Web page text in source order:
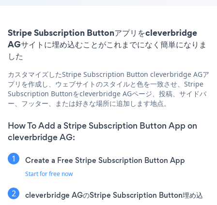
Stripe Subscription Buttonアプリをcleverbridge
AGサイトに埋め込むことがこれまでになく簡単になりま
した
カスタマイズしたStripe Subscription Button cleverbridge AGア
プリを作成し、ウェブサイトのスタイルと色を一致させ、Stripe
Subscription Buttonをcleverbridge AGページ、投稿、サイドバ
ー、フッター、または好きな場所に追加します地点。
How To Add a Stripe Subscription Button App on
cleverbridge AG:
Create a Free Stripe Subscription Button App
Start for free now
cleverbridge AGのStripe Subscription Button埋め込